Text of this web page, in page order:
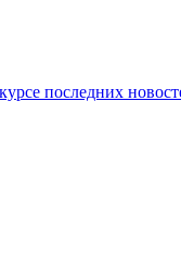
последних